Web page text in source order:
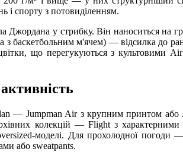
і спорту з потовиділенням.
Джордана у стрибку. Він наноситься на
баскетбольним м'ячем) — відсилка до
що перегукуються з культовими
— Jumpman Air з крупним принтом
колекцій — Flight з
моделі. Для прохолодної
або sweatpants.